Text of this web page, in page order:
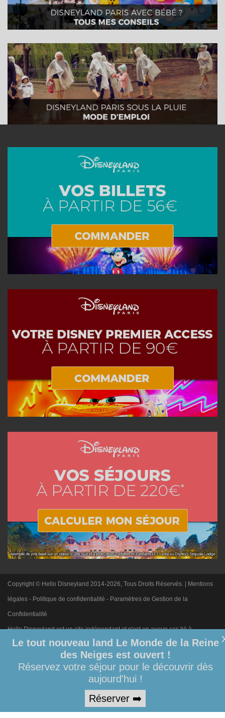
Copyright © Hello Disneyland 2014-2026, Tous Droits Réservés. | Mentions
légales - Politique de confidentialité - Paramètres de Gestion de la
Confidentialité
Hello Disneyland est un site indépendant et n'est en aucun cas lié à
Disneyland Paris. Toute demande adressée à Disneyland Paris sera
ignorée. Merci de votre compréhension.
Le tout nouveau land Le Monde de la Reine
des Neiges est ouvert !
Réservez votre séjour pour le découvrir dès
aujourd'hui !
Réserver ➡️